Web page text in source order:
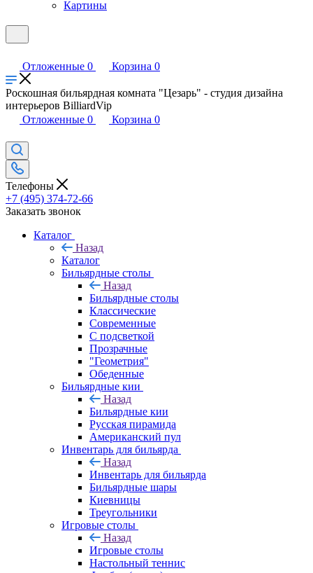
Картины
Отложенные 0 Корзина 0
Роскошная бильярдная комната "Цезарь" - студия дизайна
интерьеров BilliardVip
Отложенные 0 Корзина 0
Телефоны
+7 (495) 374-72-66
Заказать звонок
Каталог
Назад
Каталог
Бильярдные столы
Назад
Бильярдные столы
Классические
Современные
С подсветкой
Прозрачные
"Геометрия"
Обеденные
Бильярдные кии
Назад
Бильярдные кии
Русская пирамида
Американский пул
Инвентарь для бильярда
Назад
Инвентарь для бильярда
Бильярдные шары
Киевницы
Треугольники
Игровые столы
Назад
Игровые столы
Настольный теннис